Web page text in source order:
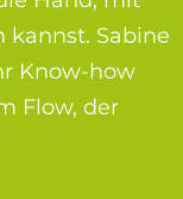
Sabine
Know-how
Flow, der